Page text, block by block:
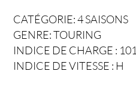
CATÉGORIE: 4 SAISONS
GENRE: TOURING
INDICE DE CHARGE : 101
INDICE DE VITESSE : H